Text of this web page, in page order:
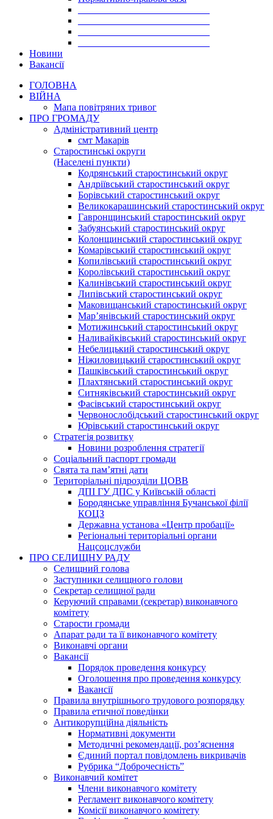
Новини
Вакансії
ГОЛОВНА
ВІЙНА
Мапа повітряних тривог
ПРО ГРОМАДУ
Aдміністративний центр
смт Макарів
Старостинські округи
(Населені пункти)
Кодрянський старостинський округ
Андріївський старостинський округ
Борівський старостинський округ
Великокарашинський старостинський округ
Гавронщинський старостинський округ
Забуянський старостинський округ
Колонщинський старостинський округ
Комарівський старостинський округ
Копилівський старостинський округ
Королівський старостинський округ
Калинівський старостинський округ
Липівський старостинський округ
Маковищанський старостинський округ
Мар’янівський старостинський округ
Мотижинський старостинський округ
Наливайківський старостинський округ
Небелицький старостинський округ
Ніжиловицький старостинський округ
Пашківський старостинський округ
Плахтянський старостинський округ
Ситняківський старостинський округ
Фасівський старостинський округ
Червонослобідський старостинський округ
Юрівський старостинський округ
Стратегія розвитку
Новини розроблення стратегії
Соціальний паспорт громади
Свята та пам’ятні дати
Територіальні підрозділи ЦОВВ
ДПІ ГУ ДПС у Київській області
Бородянське управління Бучанської філії
КОЦЗ
Державна установа «Центр пробації»
Регіональні територіальні органи
Нацсоцслужби
ПРО СЕЛИЩНУ РАДУ
Селищний голова
Заступники селищного голови
Секретар селищної ради
Керуючий справами (секретар) виконавчого
комітету
Старости громади
Апарат ради та її виконавчого комітету
Виконавчі органи
Вакансії
Порядок проведення конкурсу
Оголошення про проведення конкурсу
Вакансії
Правила внутрішнього трудового розпорядку
Правила етичної поведінки
Антикорупційна діяльність
Нормативні документи
Методичні рекомендації, роз’яснення
Єдиний портал повідомлень викривачів
Рубрика “Доброчесність”
Виконавчий комітет
Члени виконавчого комітету
Регламент виконавчого комітету
Комісії виконавчого комітету